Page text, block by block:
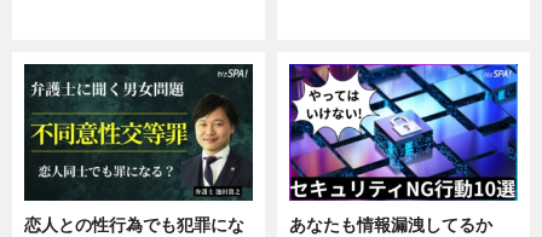
恋人との性行為でも犯罪にな
あなたも情報漏洩してるか